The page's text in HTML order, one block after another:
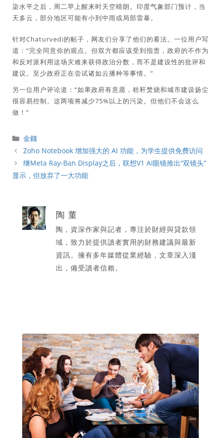
染水平之后，周二早上醒来时天空晴朗。印度气象部门预计，当
天多云，部分地区可能有小到中雨或局部雷暴。
针对Chaturvedi的帖子，网友们分享了他们的看法。一位用户写
道：“完全同意你的观点。但双方都应该受到指责，政府的不作为
和反对派利用这场灾难来获得政治分数，而不是建设性的批评和
建议。至少政府正在尝试诸如云播种等事情。”
另一位用户评论道：“如果政府有意愿，秸秆焚烧和城市建设扬尘
很容易控制。这两项将减少75%以上的污染。但他们不会这么
做！”
分
類
金錢
Zoho Notebook 增加强大的 AI 功能，为学生提供免费访问
继Meta Ray-Ban Display之后，联想V1 AI眼镜推出“双镜头”
显示，但放弃了一大功能
陶 董
陶，資深作家與記者，專注於財經與貸款領
域，致力於提供讀者實用的財務建議與最新
資訊。擁有多年媒體從業經驗，文章深入淺
出，備受讀者信賴。